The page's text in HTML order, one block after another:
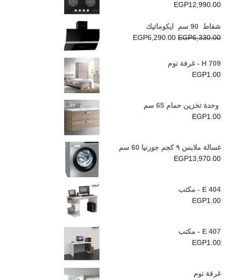
تم التقييم EGP12,990.00
شفاط 90 سم ايكوماتيك
EGP6,330.00
السعر
EGP6,330.00.
EGP6,290.00
EGP6,290.00.
H 709 - غرفة نوم
EGP1.00
وحدة تخزين حمام 65 سم
EGP1.00
غسالة ملابس ٩ كجم جورنيا 60 سم
EGP13,970.00
E 404 - مكتب
EGP1.00
E 407 - مكتب
EGP1.00
غرفة نوم